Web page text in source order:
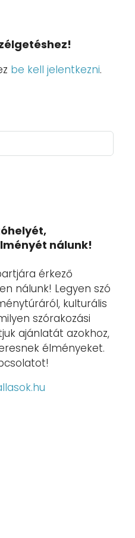
be kell jelentkezni.
nálunk!
érkező
nálunk! Legyen szó
kulturális
szórakozási
ajánlatát azokhoz,
élményeket.